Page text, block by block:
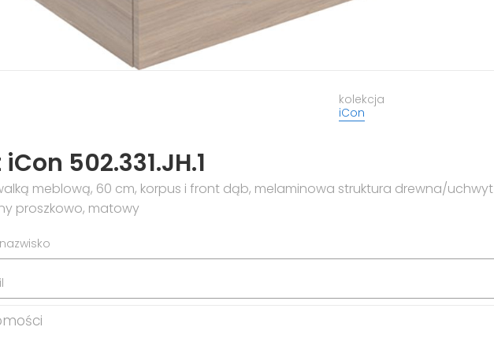
kolekcja
iCon
502.331.JH.1
meblową, 60 cm, korpus i front dąb, melaminowa struktura drewna/uchwyt
proszkowo, matowy